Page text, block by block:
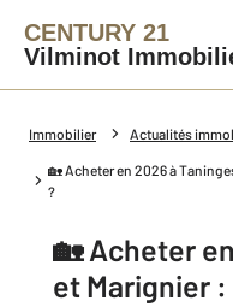
CENTURY 21
Vilminot
Immobilier Actualités
🏡 Acheter en 2026 à
?
🏡 Acheter
et Marignier :